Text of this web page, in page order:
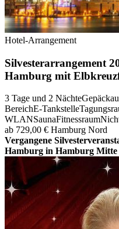
Hotel-Arrangement
Silvesterarrangement
Hamburg mit
3 Tage und 2 Nächte
BereichE-Tankstelle
WLANSaunaFitnessraum
ab 729,00 € Hamburg Nord
Vergangene
Hamburg in Hamburg Mitte